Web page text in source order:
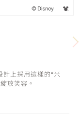
上採用這樣的“米
放笑容。